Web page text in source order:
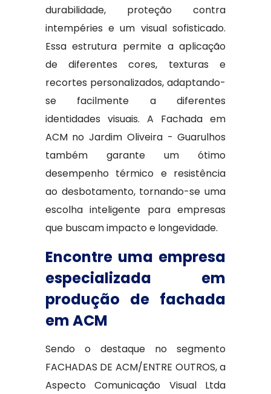
durabilidade, proteção contra
intempéries e um visual sofisticado.
Essa estrutura permite a aplicação
de diferentes cores, texturas e
recortes personalizados, adaptando-
se facilmente a diferentes
identidades visuais. A Fachada em
ACM no Jardim Oliveira - Guarulhos
também garante um ótimo
desempenho térmico e resistência
ao desbotamento, tornando-se uma
escolha inteligente para empresas
que buscam impacto e longevidade.
Encontre uma empresa
especializada em
produção de fachada
em ACM
Sendo o destaque no segmento
FACHADAS DE ACM/ENTRE OUTROS, a
Aspecto Comunicação Visual Ltda